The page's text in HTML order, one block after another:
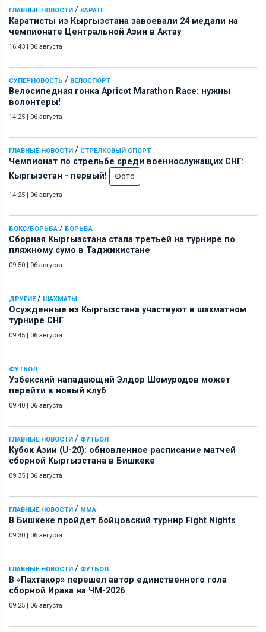
ГЛАВНЫЕ НОВОСТИ / КАРАТЕ
Каратисты из Кыргызстана завоевали 24 медали на
чемпионате Центральной Азии в Актау
16:43 | 06 августа
СУПЕРНОВОСТЬ / ВЕЛОСПОРТ
Велосипедная гонка Apricot Marathon Race: нужны
волонтеры!
14:25 | 06 августа
ГЛАВНЫЕ НОВОСТИ / СТРЕЛКОВЫЙ СПОРТ
Чемпионат по стрельбе среди военнослужащих СНГ:
Кыргызстан - первый!
Фото
14:25 | 06 августа
БОКС/БОРЬБА / БОРЬБА
Сборная Кыргызстана стала третьей на турнире по
пляжному сумо в Таджикистане
09:50 | 06 августа
ДРУГИЕ/ ШАХМАТЫ
Осужденные из Кыргызстана участвуют в шахматном
турнире СНГ
09:45 | 06 августа
ФУТБОЛ
Узбекский нападающий Элдор Шомуродов может
перейти в новый клуб
09:40 | 06 августа
ГЛАВНЫЕ НОВОСТИ / ФУТБОЛ
Кубок Азии (U-20): обновленное расписание матчей
сборной Кыргызстана в Бишкеке
09:35 | 06 августа
ГЛАВНЫЕ НОВОСТИ / ММА
В Бишкеке пройдет бойцовский турнир Fight Nights
09:30 | 06 августа
ГЛАВНЫЕ НОВОСТИ / ФУТБОЛ
В «Пахтакор» перешел автор единственного гола
сборной Ирака на ЧМ-2026
09:25 | 06 августа